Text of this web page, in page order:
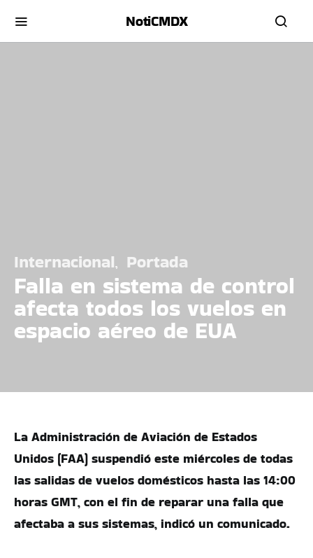
NotiCMDX
Internacional Portada
Falla en sistema de control
afecta todos los vuelos en
espacio aéreo de EUA
La Administración de Aviación de Estados
Unidos (FAA) suspendió este miércoles de todas
las salidas de vuelos domésticos hasta las 14:00
horas GMT, con el fin de reparar una falla que
afectaba a sus sistemas, indicó un comunicado.